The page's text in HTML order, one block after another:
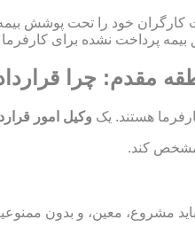
موظف است کارگران خود را
مقدم: چرا
هستند. یک وکیل امور
کند.
کاری باید مشروع،